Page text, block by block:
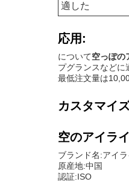
適した
応用:
について空っぽの
プグランスなどに
最低注文量は
カスタマイ
空のアイラ
ブランド名:アイ
原産地:中国
認証:ISO